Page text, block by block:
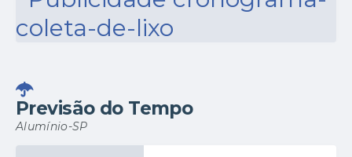
Previsão do Tempo
Alumínio-SP